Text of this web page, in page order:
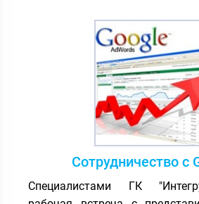
Сотрудничество с
Специалистами ГК